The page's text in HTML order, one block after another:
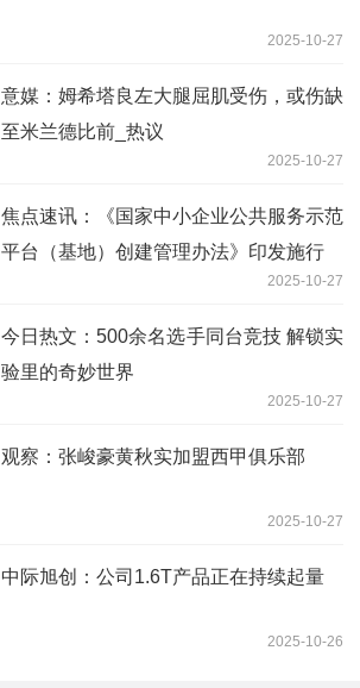
2025-10-27
意媒：姆希塔良左大腿屈肌受伤，或伤缺
至米兰德比前_热议
2025-10-27
焦点速讯：《国家中小企业公共服务示范
平台（基地）创建管理办法》印发施行
2025-10-27
今日热文：500余名选手同台竞技 解锁实
验里的奇妙世界
2025-10-27
观察：张峻豪黄秋实加盟西甲俱乐部
2025-10-27
中际旭创：公司1.6T产品正在持续起量
2025-10-26